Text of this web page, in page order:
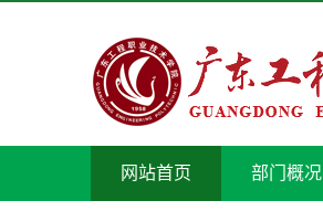
网站首页 部门概况